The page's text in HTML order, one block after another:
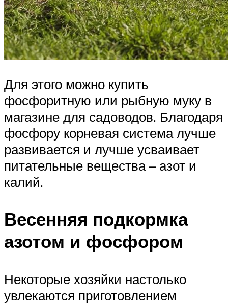
Для этого можно купить
фосфоритную или рыбную муку в
магазине для садоводов. Благодаря
фосфору корневая система лучше
развивается и лучше усваивает
питательные вещества – азот и
калий.
Весенняя подкормка
азотом и фосфором
Некоторые хозяйки настолько
увлекаются приготовлением